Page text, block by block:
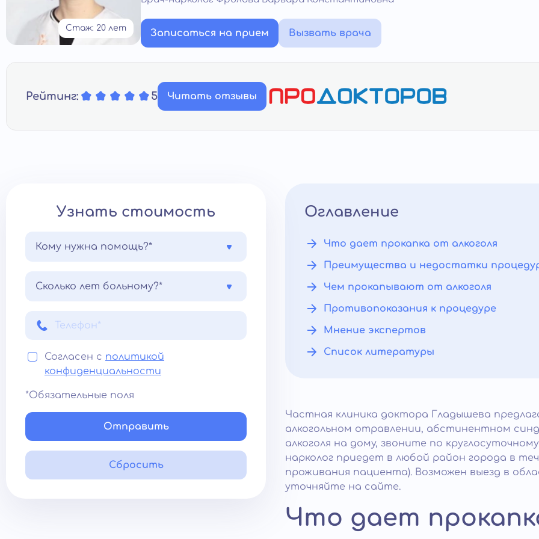
Стаж: 20 лет Записаться на прием Вызвать врача
Рейтинг: 5 Читать отзывы
Узнать стоимость
Кому нужна помощь?*
Сколько лет больному?*
Согласен с политикой
конфиденциальности
*Обязательные поля
Отправить
Сбросить
Оглавление
Что дает прокапка от алкоголя
Преимущества и недостатки
Чем прокапывают от алкоголя
Противопоказания к процедуре
Мнение экспертов
Список литературы
Частная клиника доктора Гладышева
алкогольном отравлении, абстинентном
алкоголя на дому, звоните по
нарколог приедет в любой район города в
проживания пациента). Возможен выезд в
уточняйте на сайте.
Что дает